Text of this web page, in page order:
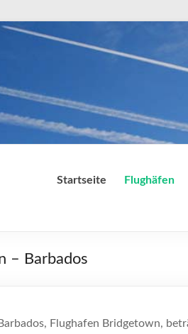
Startseite Flughäfen
– Barbados
Flughafen Bridgetown,